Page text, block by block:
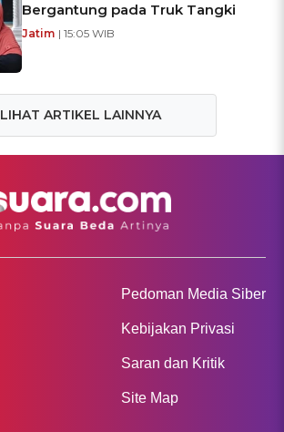
Bergantung pada Truk Tangki
Jatim | 15:05 WIB
LIHAT ARTIKEL LAINNYA
Pedoman Media Siber
Kebijakan Privasi
Saran dan Kritik
Site Map